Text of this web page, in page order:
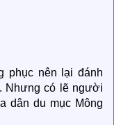
phục nên lại đánh
Nhưng có lẽ người
dân du mục Mông